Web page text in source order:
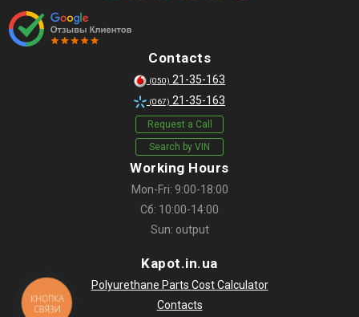
Contacts
(050) 21-35-163
(067) 21-35-163
Request a Call
Search by VIN
Working Hours
Mon-Fri: 9:00-18:00
Сб: 10:00-14:00
Sun: output
Kapot.in.ua
Polyurethane Parts Cost Calculator
Contacts
КНОПКА
СВЯЗИ